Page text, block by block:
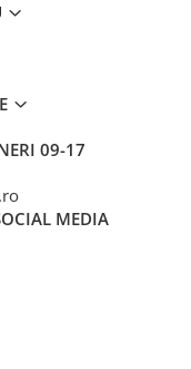
09-17
MEDIA